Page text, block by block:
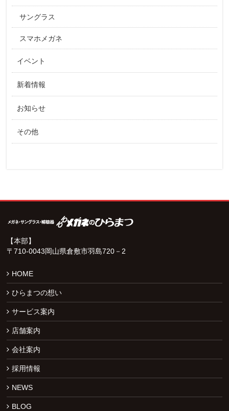
サングラス
スマホメガネ
イベント
新着情報
お知らせ
その他
【本部】
〒710-0043岡山県倉敷市羽島720－2
HOME
ひらまつの想い
サービス案内
店舗案内
会社案内
採用情報
NEWS
BLOG